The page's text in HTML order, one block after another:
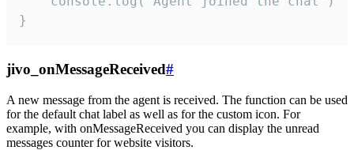
}
jivo_onMessageReceived#
A new message from the agent is received. The function can be used
for the default chat label as well as for the custom icon. For
example, with onMessageReceived you can display the unread
messages counter for website visitors.